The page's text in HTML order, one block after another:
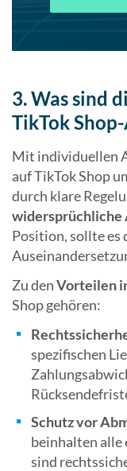
3. Was sind
TikTok Shop-
Mit individuellen
auf TikTok Shop
durch klare
widersprüchliche
Position, sollte es
Zu denVorteilen
Shop gehören:
spezifischen
Schutz vor
beinhalten alle
sind